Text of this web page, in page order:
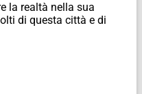
la realtà nella sua
di questa città e di